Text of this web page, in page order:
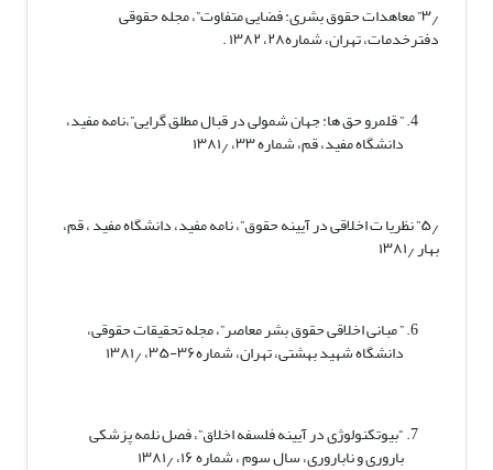
۳٫” معاهدات حقوق بشری: فضایی متفاوت”، مجله حقوقی
دفترخدمات، تهران، شماره۲۸، ۱۳۸۲ .
” قلمرو حق ها: جهان شمولی در قبال مطلق گرایی”،نامه مفید،
دانشگاه مفید، قم، شماره ۳۳، ۱۳۸۱٫
۵٫” نظریا ت اخلاقی در آیینه حقوق”، نامه مفید، دانشگاه مفید ، قم،
بهار ۱۳۸۱٫
” مبانی اخلاقی حقوق بشر معاصر”، مجله تحقیقات حقوقی،
دانشگاه شهید بهشتی، تهران، شماره۳۶-۳۵، ۱۳۸۱٫
“بیوتکنولوژی در آیینه فلسفه اخلاق”، فصل نلمه پزشکی
باروری و ناباروری، سال سوم ، شماره ۱۶، ۱۳۸۱٫